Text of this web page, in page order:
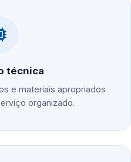
técnica
e materiais apropriados
organizado.